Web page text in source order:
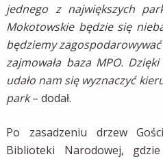
jednego z największych
Mokotowskie będzie się
będziemy
zajmowała baza MPO.
udało nam się wyznaczyć
park– dodał.
Po zasadzeniu drzew
Biblioteki Narodowej,